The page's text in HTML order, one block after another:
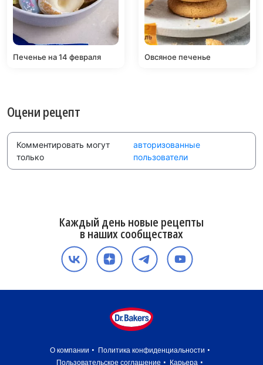
Печенье на 14 февраля Овсяное печенье
Оцени рецепт
Комментировать могут
только
авторизованные
пользователи
Каждый день новые рецепты
в наших сообществах
О компании
Политика конфиденциальности
Пользовательское соглашение
Карьера